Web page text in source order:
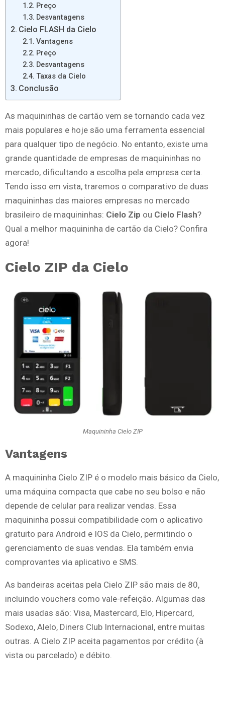
Preço
Desvantagens
Cielo FLASH da Cielo
Vantagens
Preço
Desvantagens
Taxas da Cielo
Conclusão
As maquininhas de cartão vem se tornando cada vez
mais populares e hoje são uma ferramenta essencial
para qualquer tipo de negócio. No entanto, existe uma
grande quantidade de empresas de maquininhas no
mercado, dificultando a escolha pela empresa certa.
Tendo isso em vista, traremos o comparativo de duas
maquininhas das maiores empresas no mercado
brasileiro de maquininhas: Cielo Zip ou Cielo Flash?
Qual a melhor maquininha de cartão da Cielo? Confira
agora!
Cielo ZIP da Cielo
Maquininha Cielo ZIP
Vantagens
A maquininha Cielo ZIP é o modelo mais básico da Cielo,
uma máquina compacta que cabe no seu bolso e não
depende de celular para realizar vendas. Essa
maquininha possui compatibilidade com o aplicativo
gratuito para Android e IOS da Cielo, permitindo o
gerenciamento de suas vendas. Ela também envia
comprovantes via aplicativo e SMS.
As bandeiras aceitas pela Cielo ZIP são mais de 80,
incluindo vouchers como vale-refeição. Algumas das
mais usadas são: Visa, Mastercard, Elo, Hipercard,
Sodexo, Alelo, Diners Club Internacional, entre muitas
outras. A Cielo ZIP aceita pagamentos por crédito (à
vista ou parcelado) e débito.